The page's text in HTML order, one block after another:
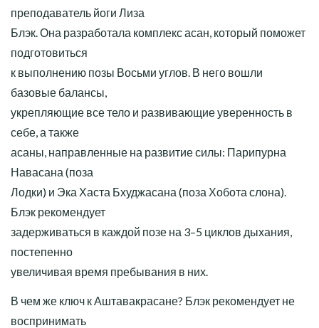
преподаватель йоги Лиза
Блэк. Она разработала комплекс асан, который поможет
подготовиться
к выполнению позы Восьми углов. В него вошли
базовые балансы,
укрепляющие все тело и развивающие уверенность в
себе, а также
асаны, направленные на развитие силы: Парипурна
Навасана (поза
Лодки) и Эка Хаста Бхуджасана (поза Хобота слона).
Блэк рекомендует
задерживаться в каждой позе на 3–5 циклов дыхания,
постепенно
увеличивая время пребывания в них.
В чем же ключ к Аштавакрасане? Блэк рекомендует не
воспринимать